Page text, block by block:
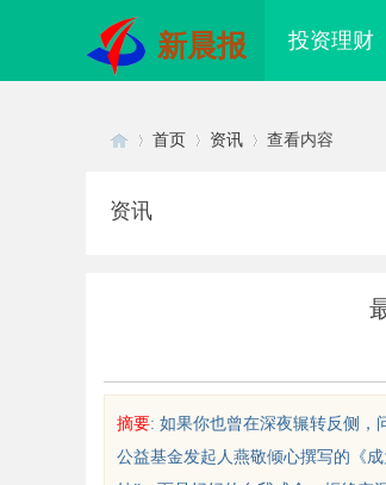
新晨报 投资理财
sc
首页 资讯 查看内容
资讯
摘要: 如果你也曾在深夜辗转反侧，
公益基金发起人燕敬倾心撰写的《